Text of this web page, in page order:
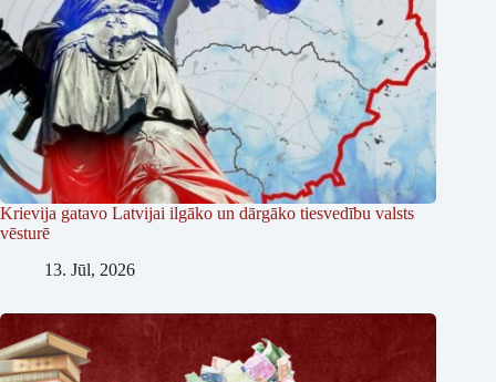
Krievija gatavo Latvijai ilgāko un dārgāko tiesvedību valsts
vēsturē
13. Jūl, 2026